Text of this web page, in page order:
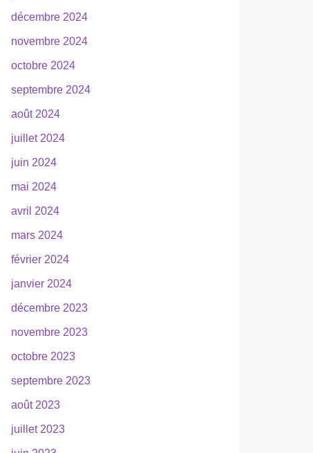
décembre 2024
novembre 2024
octobre 2024
septembre 2024
août 2024
juillet 2024
juin 2024
mai 2024
avril 2024
mars 2024
février 2024
janvier 2024
décembre 2023
novembre 2023
octobre 2023
septembre 2023
août 2023
juillet 2023